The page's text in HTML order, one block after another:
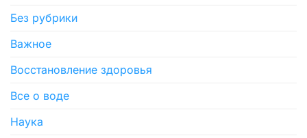
Без рубрики
Важное
Восстановление здоровья
Все о воде
Наука